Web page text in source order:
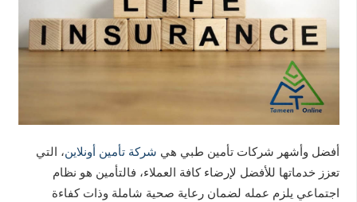
أفضل وأشهر شركات تأمين طبي هي شركة تأمين أونلاين، التي
تعزز خدماتها للأفضل لإرضاء كافة العملاء، فالتأمين هو نظام
اجتماعي يلزم عمله لضمان رعاية صحية شاملة وذات كفاءة